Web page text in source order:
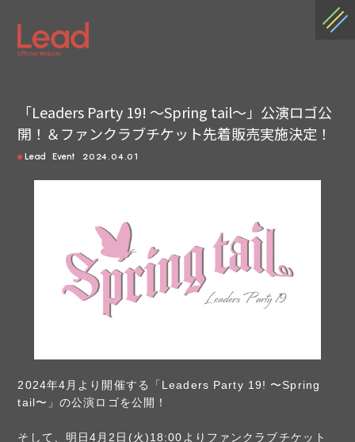
「Leaders Party 19! 〜Spring tail〜」公演ロゴ公
開！＆ファンクラブチケット先着販売実施決定！
Lead Event 2024.04.01
2024年4月より開催する「Leaders Party 19! 〜Spring
tail〜」の公演ロゴを公開！
そして、明日4月2日(火)18:00よりファンクラブチケット